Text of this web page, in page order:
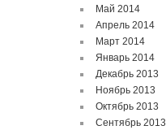
Май 2014
Апрель 2014
Март 2014
Январь 2014
Декабрь 2013
Ноябрь 2013
Октябрь 2013
Сентябрь 2013